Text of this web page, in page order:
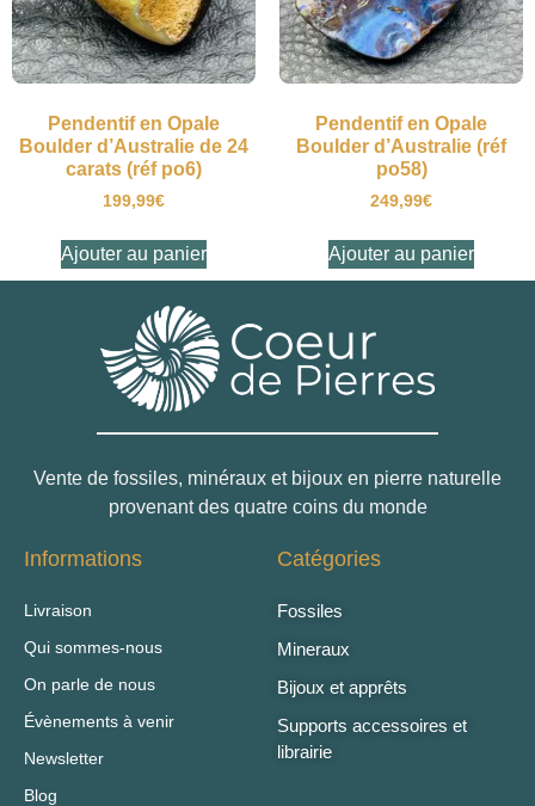
Pendentif en Opale
Boulder d’Australie de 24
carats (réf po6)
199,99€
Ajouter au panier
Pendentif en Opale
Boulder d’Australie (réf
po58)
249,99€
Ajouter au panier
Vente de fossiles, minéraux et bijoux en pierre naturelle
provenant des quatre coins du monde
Informations
Livraison
Qui sommes-nous
On parle de nous
Évènements à venir
Newsletter
Blog
Catégories
Fossiles
Mineraux
Bijoux et apprêts
Supports accessoires et
librairie